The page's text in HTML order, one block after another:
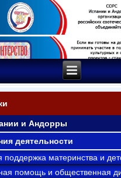
и Андорры
деятельности
поддержка материнства и
помощь и общественная